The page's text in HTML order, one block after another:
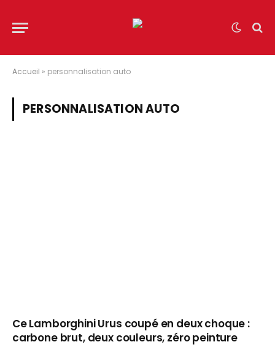
Accueil » personnalisation auto
PERSONNALISATION AUTO
Ce Lamborghini Urus coupé en deux choque :
carbone brut, deux couleurs, zéro peinture